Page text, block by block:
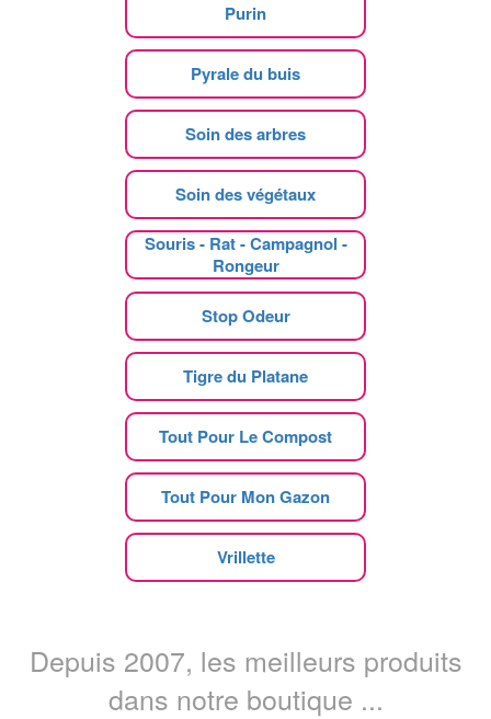
Purin
Pyrale du buis
Soin des arbres
Soin des végétaux
Souris - Rat - Campagnol -
Rongeur
Stop Odeur
Tigre du Platane
Tout Pour Le Compost
Tout Pour Mon Gazon
Vrillette
Depuis 2007, les meilleurs produits
dans notre boutique ...